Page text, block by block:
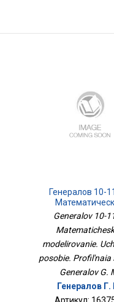
Генералов 10-
Моделирование.
Generalov 10-
modelirovanie.
posobie. Profil'naia
Generalov G.
Генералов